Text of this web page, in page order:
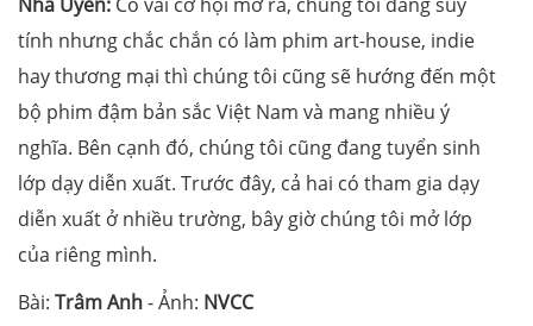
tính nhưng chắc chắn có làm phim art-house, indie
hay thương mại thì chúng tôi cũng sẽ hướng đến một
bộ phim đậm bản sắc Việt Nam và mang nhiều ý
nghĩa. Bên cạnh đó, chúng tôi cũng đang tuyển sinh
lớp dạy diễn xuất. Trước đây, cả hai có tham gia dạy
diễn xuất ở nhiều trường, bây giờ chúng tôi mở lớp
của riêng mình.
Bài: Trâm Anh- Ảnh: NVCC